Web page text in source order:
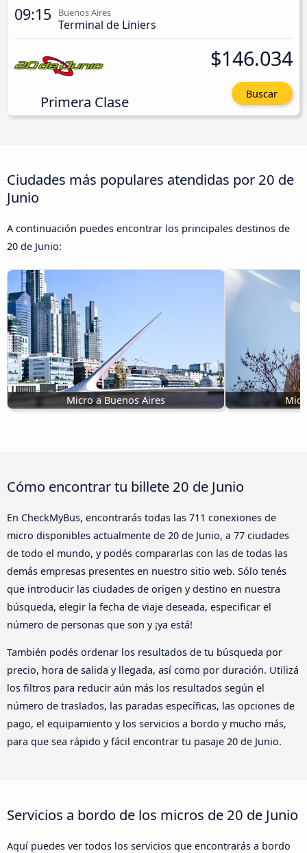
09:15 Buenos Aires
Terminal de Liniers
Primera Clase
$146.034
Buscar
Ciudades más populares atendidas por 20 de
Junio
A continuación puedes encontrar los principales destinos de
20 de Junio:
Micro a Buenos Aires
Cómo encontrar tu billete 20 de Junio
En CheckMyBus, encontrarás todas las 711 conexiones de
micro disponibles actualmente de 20 de Junio, a 77 ciudades
de todo el mundo, y podés compararlas con las de todas las
demás empresas presentes en nuestro sitio web. Sólo tenés
que introducir las ciudades de origen y destino en nuestra
búsqueda, elegir la fecha de viaje deseada, especificar el
número de personas que son y ¡ya está!
También podés ordenar los resultados de tu búsqueda por
precio, hora de salida y llegada, así como por duración. Utilizá
los filtros para reducir aún más los resultados según el
número de traslados, las paradas específicas, las opciones de
pago, el equipamiento y los servicios a bordo y mucho más,
para que sea rápido y fácil encontrar tu pasaje 20 de Junio.
Servicios a bordo de los micros de 20 de Junio
Aquí puedes ver todos los servicios que encontrarás a bordo